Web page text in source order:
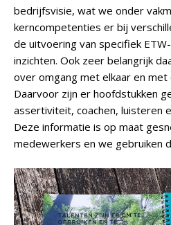
bedrijfsvisie, wat we onder
kerncompetenties er bij
de uitvoering van specifiek
inzichten. Ook zeer belangrijk
over omgang met elkaar en
Daarvoor zijn er hoofdstukken
assertiviteit, coachen, luisteren
Deze informatie is op maat
medewerkers en we gebruiken